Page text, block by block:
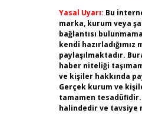
Yasal Uyarı: Bu
marka, kurum veya
bağlantısı
kendi hazırladığımız
paylaşılmaktadır.
haber niteliği
ve kişiler hakkında
Gerçek kurum ve
tamamen
halindedir ve tavsiye